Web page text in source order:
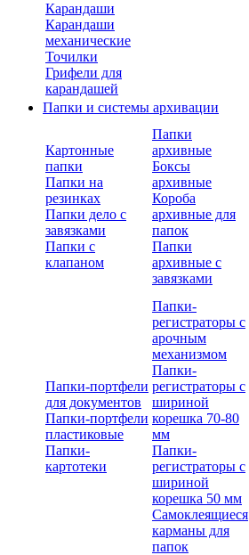
Карандаши
Карандаши
механические
Точилки
Грифели для
карандашей
Папки и системы архивации
Картонные
папки
Папки на
резинках
Папки дело с
завязками
Папки с
клапаном
Папки
архивные
Боксы
архивные
Короба
архивные для
папок
Папки
архивные с
завязками
Папки-портфели
для документов
Папки-портфели
пластиковые
Папки-
картотеки
Папки-
регистраторы с
арочным
механизмом
Папки-
регистраторы с
шириной
корешка 70-80
мм
Папки-
регистраторы с
шириной
корешка 50 мм
Самоклеящиеся
карманы для
папок